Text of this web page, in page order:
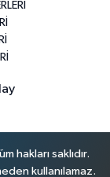
hakları saklıdır.
kullanılamaz.